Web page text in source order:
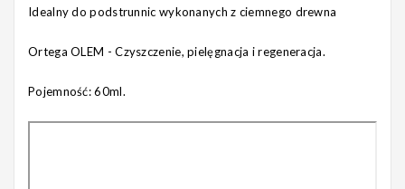
Idealny do podstrunnic wykonanych z ciemnego drewna
Ortega OLEM - Czyszczenie, pielęgnacja i regeneracja.
Pojemność: 60ml.